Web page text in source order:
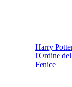
Harry
l'Ordine
Fenice